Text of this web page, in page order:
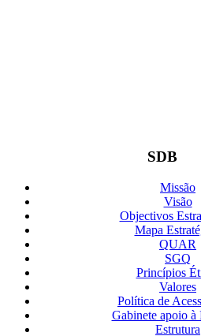
SDB
Missão
Visão
Objectivos
Mapa
QUAR
SGQ
Princípios
Valores
Política de
Gabinete apoio à
Estrutura